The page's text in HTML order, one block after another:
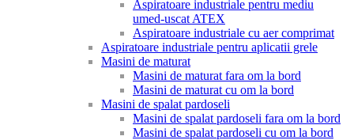
Aspiratoare industriale pentru mediu
umed-uscat ATEX
Aspiratoare industriale cu aer comprimat
Aspiratoare industriale pentru aplicatii grele
Masini de maturat
Masini de maturat fara om la bord
Masini de maturat cu om la bord
Masini de spalat pardoseli
Masini de spalat pardoseli fara om la bord
Masini de spalat pardoseli cu om la bord